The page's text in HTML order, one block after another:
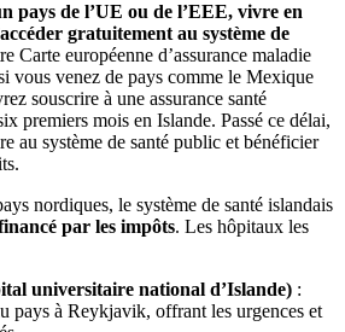
pays de l’UE ou de l’EEE, vivre en
gratuitement au système de
Carte européenne d’assurance maladie
vous venez de pays comme le Mexique
souscrire à une assurance santé
premiers mois en Islande. Passé ce délai,
au système de santé public et bénéficier
nordiques, le système de santé islandais
par les impôts. Les hôpitaux les
universitaire national d’Islande) :
pays à Reykjavik, offrant les urgences et